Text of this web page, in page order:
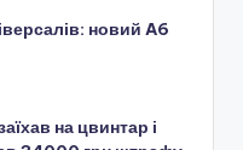
новий A6
на цвинтар і